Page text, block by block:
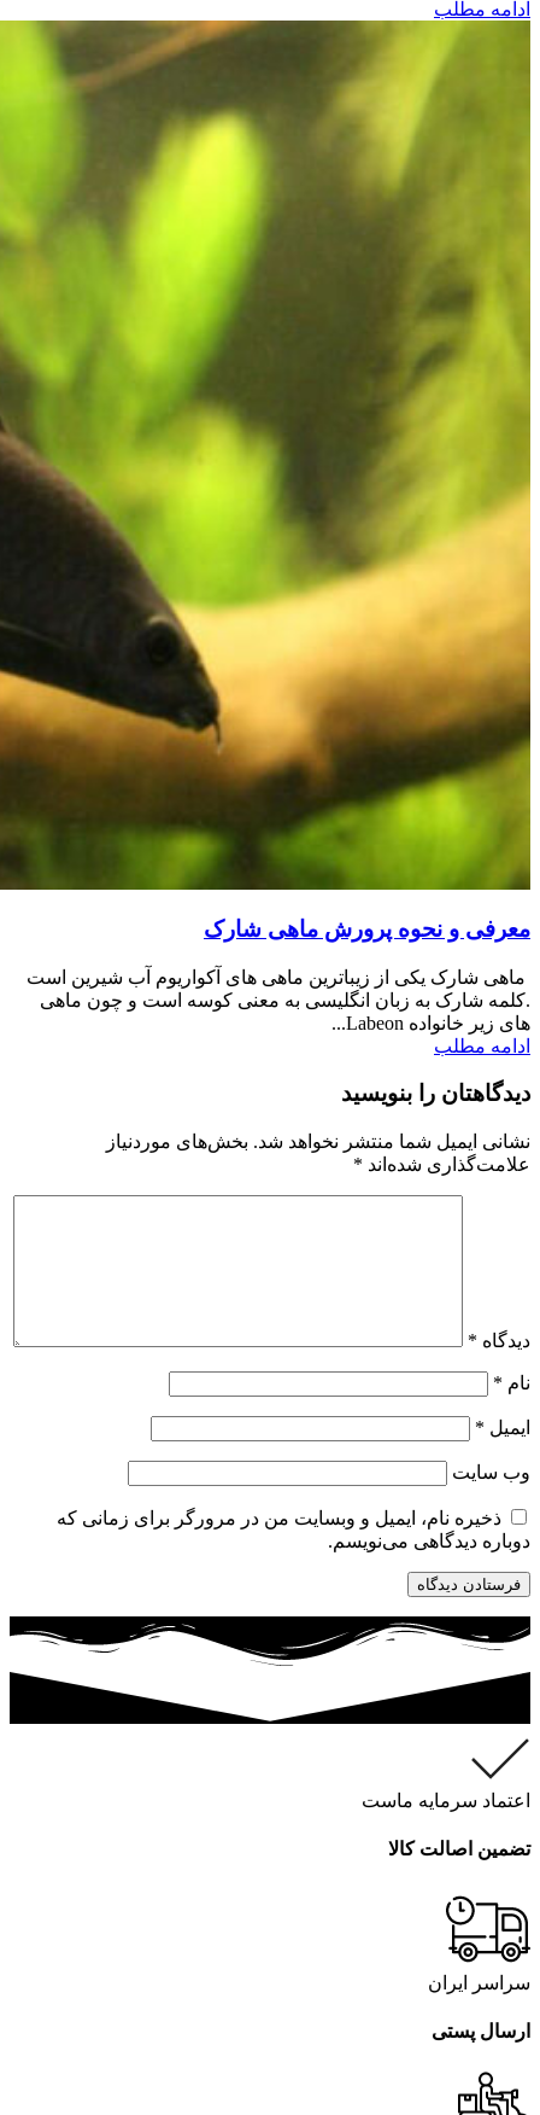
ادامه مطلب
معرفی و نحوه پرورش ماهی شارک
ماهی شارک یکی از زیباترین ماهی های آکواریوم آب شیرین است
.کلمه شارک به زبان انگلیسی به معنی کوسه است و چون ماهی
های زیر خانواده Labeon...
ادامه مطلب
دیدگاهتان را بنویسید
نشانی ایمیل شما منتشر نخواهد شد. بخش‌های موردنیاز
علامت‌گذاری شده‌اند *
دیدگاه *
نام *
ایمیل *
وب‌ سایت
ذخیره نام، ایمیل و وبسایت من در مرورگر برای زمانی که
دوباره دیدگاهی می‌نویسم.
اعتماد سرمایه ماست
تضمین اصالت کالا
سراسر ایران
ارسال پستی